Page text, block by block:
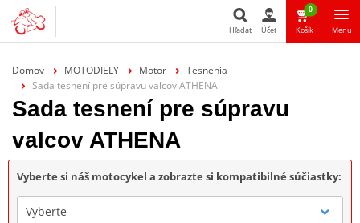
Hľadať Účet
0
Košík Menu
Domov MOTODIELY Motor
Tesnenia
Sada tesnení pre súpravu valcov ATHENA
Sada tesnení pre súpravu
valcov ATHENA
Vyberte si náš motocykel a zobrazte si kompatibilné súčiastky:
Vyberte